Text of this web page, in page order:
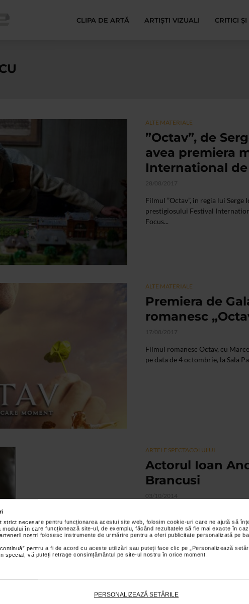
strict necesare pentru funcționarea acestui site web, folosim cookie-uri care ne ajută să
în care funcționează site-ul, de exemplu, făcând rezultatele să fie mai exacte în
noștri folosesc instrumente de urmărire pentru a oferi publicitate personalizată pe
pentru a fi de acord cu aceste utilizări sau puteți face clic pe „Personalizează
special, vă puteți retrage consimțământul pe site-ul nostru în orice moment.
PERSONALIZEAZĂ SETĂRILE
CLIPA DE ARTĂ ARTIȘTI VIZUALI CRITICI
ALTE MATERIALE
”Octav”, de
avea premiera
International
28/08/2017
Filmul ”Octav”, in regia lui
prestigiosului Festival
Focus...
ALTE MATERIALE
Premiera de
romanesc
17/08/2017
Filmul romanesc Octav, cu
pe data de 4 octombrie, la Sala
ARTELE SPECTACOLULUI
Actorul Ioan
Brancusi
03/10/2014
Filmul de lungmetraj Brancusi
Andrei Ionescu, a fost lansat pe
ALTE MATERIALE
O poveste de dragoste cu Ilinca